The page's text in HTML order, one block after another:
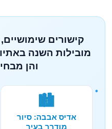
קישורים
מובילות השנה
והן
🏙️
אדיס אבבה: סיור
מודרך בעיר